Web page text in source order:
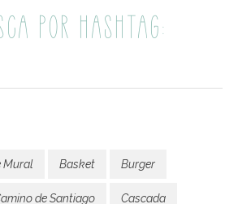
POR HASHTAG:
Mural Basket Burger
de Santiago Cascada